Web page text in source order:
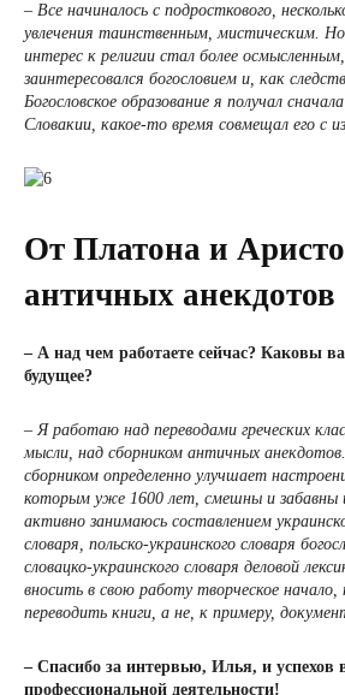
– Все начиналось с подросткового,
увлечения таинственным, мистическим.
интерес к религии стал более осмысленным,
заинтересовался богословием и, как
Богословское образование я получал
Словакии, какое-то время совмещал его с
От Платона и
античных анекдотов
– А над чем работаете сейчас? Каковы
будущее?
– Я работаю над переводами греческих
мысли, над сборником античных
сборником определенно улучшает
которым уже 1600 лет, смешны и забавны
активно занимаюсь составлением
словаря, польско-украинского словаря
словацко-украинского словаря деловой
вносить в свою работу творческое
переводить книги, а не, к примеру,
– Спасибо за интервью, Илья, и успехов
профессиональной деятельности!